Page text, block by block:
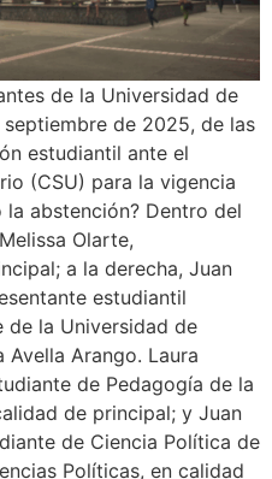
de la Universidad de
de 2025, de las
estudiantil ante el
(CSU) para la vigencia
abstención? Dentro del
Olarte,
a la derecha, Juan
estudiantil
de la Universidad de
Avella Arango. Laura
de Pedagogía de la
de principal; y Juan
de Ciencia Política de
Políticas, en calidad